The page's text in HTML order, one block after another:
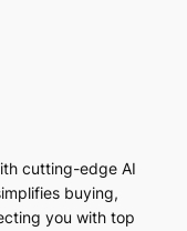
cutting-edge AI
buying,
you with top